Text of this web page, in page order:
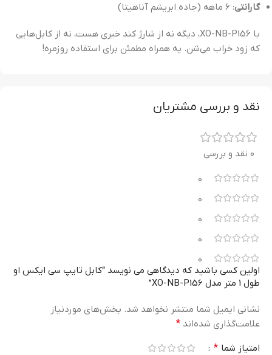
گارانتی: ۶ ماهه (جاده ابریشم آناهیتا)
با XO-NB-P156، دیگه نه از شارژ کند خبری هست، نه از کابل‌هایی
که زود خراب می‌شن. یه همراه مطمئن برای استفاده روزمره!
نقد و بررسی مشتریان
0 نقد و بررسی
0
0
0
0
0
اولین کسی باشید که دیدگاهی می نویسد “کابل تایپ سی ایکس او
طول 1 متر مدل XO-NB-P156”
نشانی ایمیل شما منتشر نخواهد شد. بخش‌های موردنیاز
علامت‌گذاری شده‌اند *
امتیاز شما *